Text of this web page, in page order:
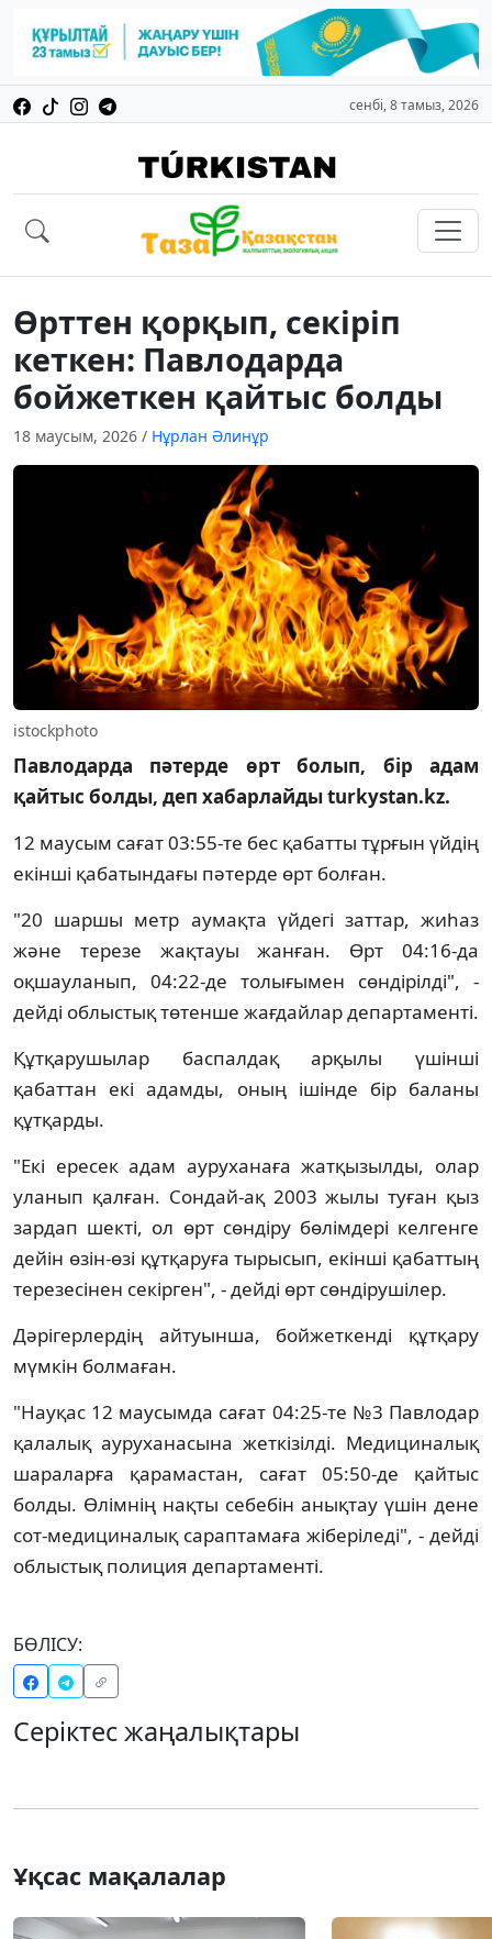
сенбі, 8 тамыз, 2026
Өрттен қорқып, секіріп
кеткен: Павлодарда
бойжеткен қайтыс болды
18 маусым, 2026 / Нұрлан Әлинұр
istockphoto
Павлодарда пәтерде өрт болып, бір адам
қайтыс болды, деп хабарлайды turkystan.kz.
12 маусым сағат 03:55-те бес қабатты тұрғын үйдің
екінші қабатындағы пәтерде өрт болған.
"20 шаршы метр аумақта үйдегі заттар, жиһаз
және терезе жақтауы жанған. Өрт 04:16-да
оқшауланып, 04:22-де толығымен сөндірілді", -
дейді облыстық төтенше жағдайлар департаменті.
Құтқарушылар баспалдақ арқылы үшінші
қабаттан екі адамды, оның ішінде бір баланы
құтқарды.
"Екі ересек адам ауруханаға жатқызылды, олар
уланып қалған. Сондай-ақ 2003 жылы туған қыз
зардап шекті, ол өрт сөндіру бөлімдері келгенге
дейін өзін-өзі құтқаруға тырысып, екінші қабаттың
терезесінен секірген", - дейді өрт сөндірушілер.
Дәрігерлердің айтуынша, бойжеткенді құтқару
мүмкін болмаған.
"Науқас 12 маусымда сағат 04:25-те №3 Павлодар
қалалық ауруханасына жеткізілді. Медициналық
шараларға қарамастан, сағат 05:50-де қайтыс
болды. Өлімнің нақты себебін анықтау үшін дене
сот-медициналық сараптамаға жіберіледі", - дейді
облыстық полиция департаменті.
БӨЛІСУ:
Серіктес жаңалықтары
Ұқсас мақалалар